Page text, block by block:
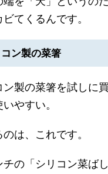
てくるんです。
ン製の菜箸
製の菜箸を試しに
やすい。
は、これです。
の「シリコン菜ば